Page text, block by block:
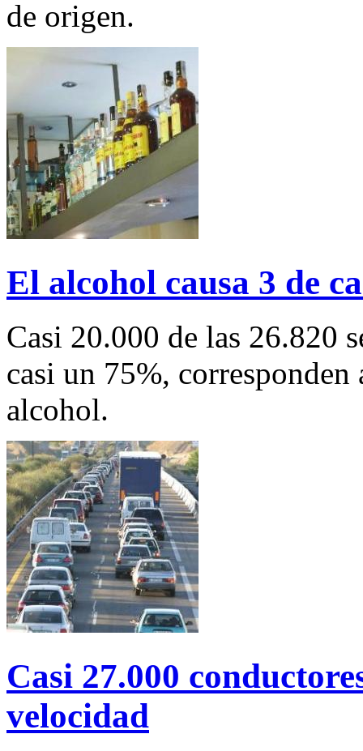
de origen.
El alcohol causa 3 de
Casi 20.000 de las 26.820
casi un 75%,
alcohol.
Casi 27.000
velocidad